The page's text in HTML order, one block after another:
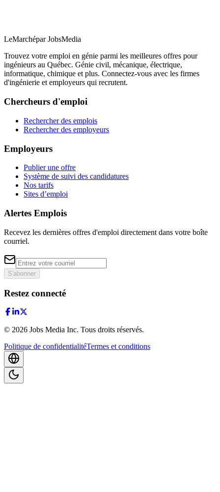
LeMarchépar JobsMedia
Trouvez votre emploi en génie parmi les meilleures offres pour
ingénieurs au Québec. Génie civil, mécanique, électrique,
informatique, chimique et plus. Connectez-vous avec les firmes
d'ingénierie et employeurs qui recrutent.
Chercheurs d'emploi
Rechercher des emplois
Rechercher des employeurs
Employeurs
Publier une offre
Système de suivi des candidatures
Nos tarifs
Sites d’emploi
Alertes Emplois
Recevez les dernières offres d'emploi directement dans votre boîte
courriel.
S'abonner
Restez connecté
© 2026 Jobs Media Inc. Tous droits réservés.
Politique de confidentialitéTermes et conditions